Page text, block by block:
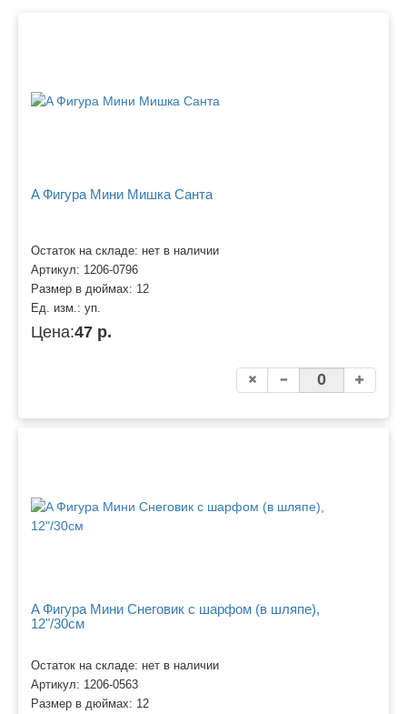
A Фигура Мини Мишка Санта
Остаток на складе: нет в наличии
Артикул: 1206-0796
Размер в дюймах: 12
Ед. изм.: уп.
Цена:47 р.
A Фигура Мини Снеговик с шарфом (в шляпе),
12"/30см
Остаток на складе: нет в наличии
Артикул: 1206-0563
Размер в дюймах: 12